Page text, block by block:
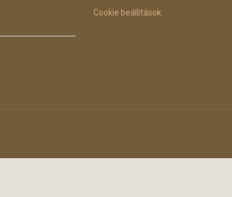
Cookie beállítások